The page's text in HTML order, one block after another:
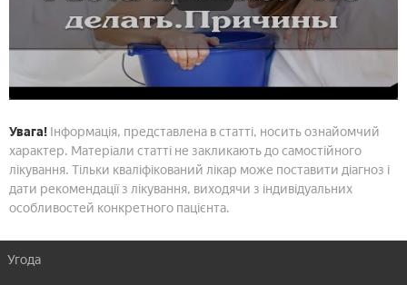
Увага! Інформація, представлена в статті, носить ознайомчий
характер. Матеріали статті не закликають до самостійного
лікування. Тільки кваліфікований лікар може поставити діагноз і
дати рекомендації з лікування, виходячи з індивідуальних
особливостей конкретного пацієнта.
Угода